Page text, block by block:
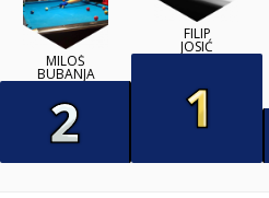
MILOŠ
BUBANJA
FILIP
JOSIĆ